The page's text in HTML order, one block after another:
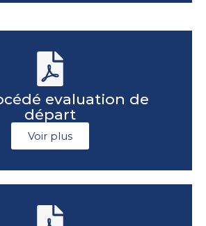
evaluation de
départ
Voir plus